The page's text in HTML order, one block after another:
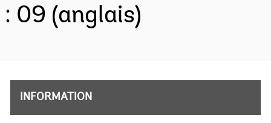
: 09 (anglais)
INFORMATION